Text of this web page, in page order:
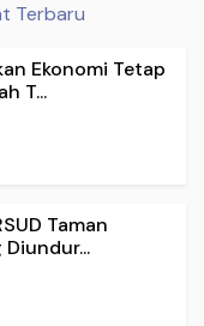
Terbaru
Ekonomi Tetap
T...
Taman